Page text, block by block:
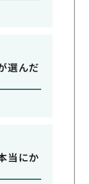
選んだ
当にか